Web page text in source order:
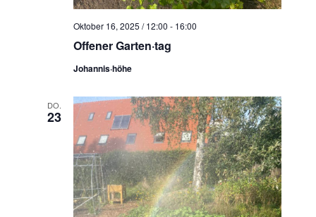
Offener Garten·tag
Oktober 16, 2025 / 12:00 - 16:00
Johannis·höhe
DO.
23